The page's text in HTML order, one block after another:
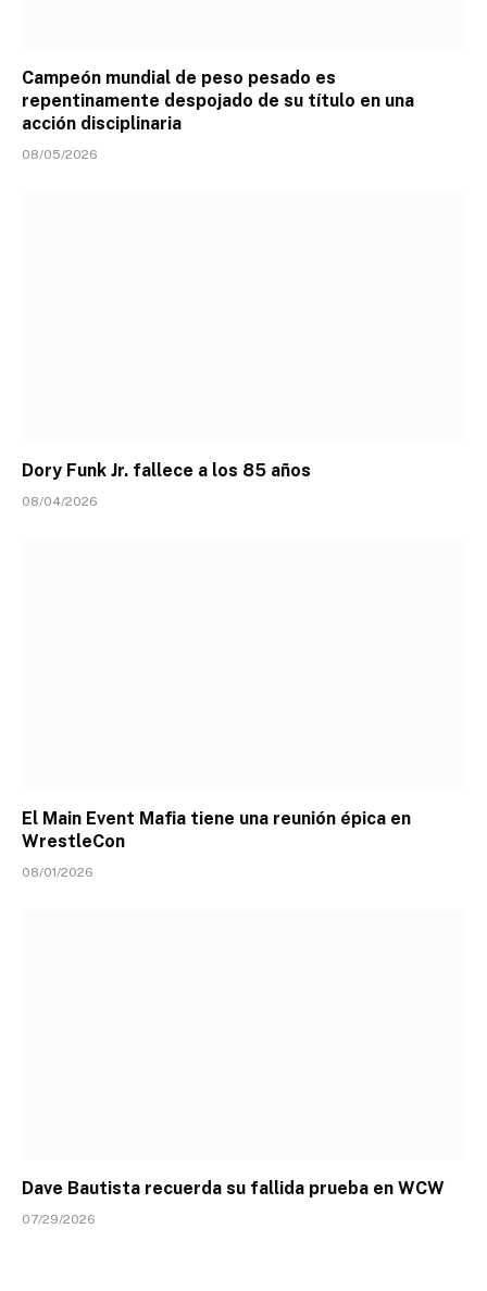
Campeón mundial de peso pesado es
repentinamente despojado de su título en una
acción disciplinaria
08/05/2026
Dory Funk Jr. fallece a los 85 años
08/04/2026
El Main Event Mafia tiene una reunión épica en
WrestleCon
08/01/2026
Dave Bautista recuerda su fallida prueba en WCW
07/29/2026